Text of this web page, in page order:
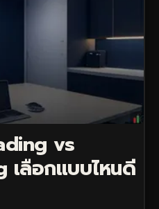
vs
เลือกแบบไหนดี